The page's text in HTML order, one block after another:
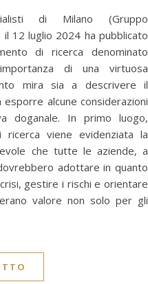
di Milano (Gruppo
il 12 luglio 2024 ha pubblicato
di ricerca denominato
di una virtuosa
mira sia a descrivere il
alcune considerazioni
doganale. In primo luogo,
ricerca viene evidenziata la
che tutte le aziende, a
adottare in quanto
gestire i rischi e orientare
valore non solo per gli